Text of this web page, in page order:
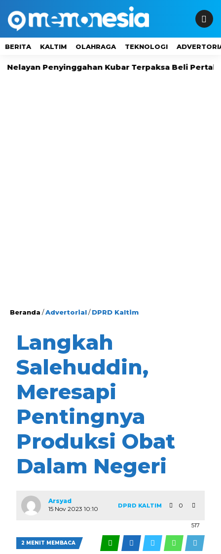
BERITA KALTIM OLAHRAGA TEKNOLOGI
Penyinggahan Kubar Terpaksa Beli Pertalite Rp16
Beranda /Advertorial/DPRD Kaltim
Langkah
Salehuddin,
Meresapi
Pentingnya
Produksi Obat
Dalam Negeri
Arsyad
15 Nov 2023 10:10
DPRD KALTIM 0
517
2 MENIT MEMBACA